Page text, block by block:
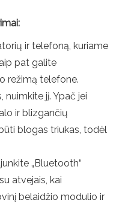
ir telefoną, kuriame
pat galite
režimą telefone.
nuimkite jį. Ypač jei
ir blizgančių
blogas triukas, todėl
„Bluetooth“
atvejais, kai
belaidžio modulio ir